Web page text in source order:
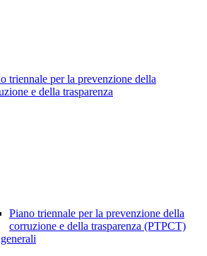
triennale per la prevenzione della
e della trasparenza
Piano triennale per la prevenzione della
corruzione e della trasparenza (PTPCT)